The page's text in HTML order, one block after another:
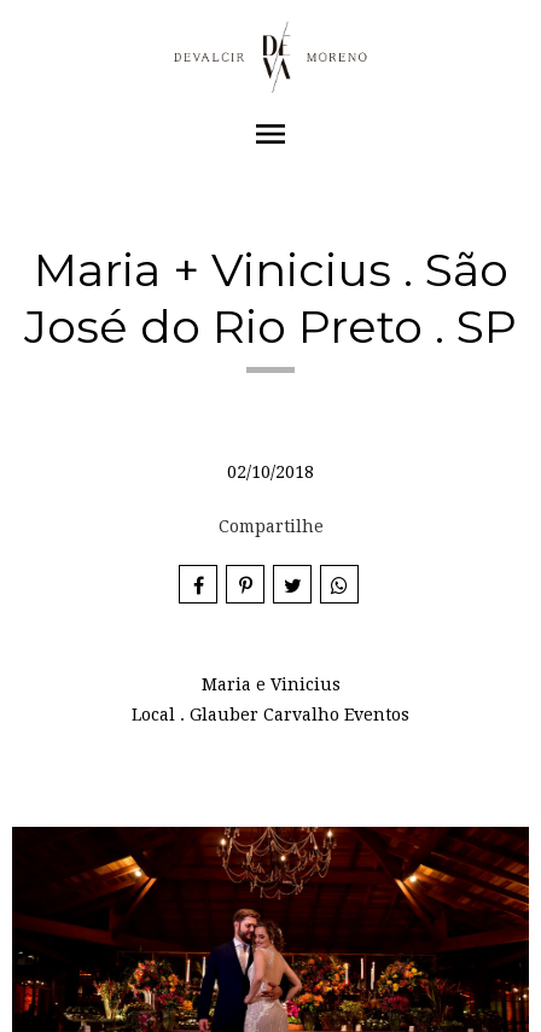
menu
Maria + Vinicius . São
José do Rio Preto . SP
02/10/2018
Compartilhe
Maria e Vinicius
Local . Glauber Carvalho Eventos